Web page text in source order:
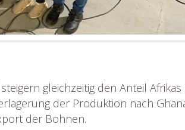
gleichzeitig den Anteil
der Produktion nach
der Bohnen.